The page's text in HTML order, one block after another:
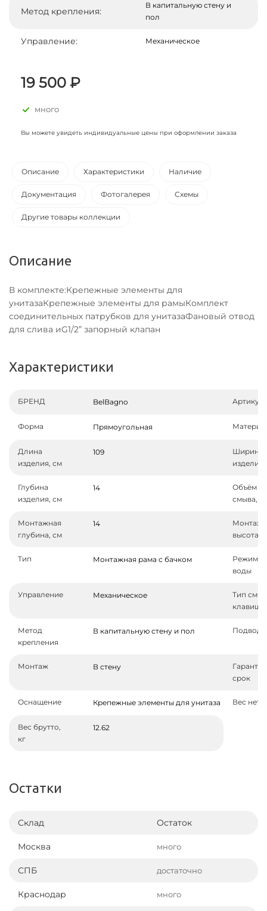
Метод крепления:
В капитальную стену и
пол
Управление: Механическое
19 500 ₽
много
Вы можете увидеть индивидуальные цены при оформлении заказа
Описание Характеристики Наличие
Документация Фотогалерея Схемы
Другие товары коллекции
Описание
В комплекте:Крепежные элементы для
унитазаКрепежные элементы для рамыКомплект
соединительных патрубков для унитазаФановый отвод
для слива иG1/2” запорный клапан
Характеристики
БРЕНД BelBagno Артикул
Форма Прямоугольная
Длина
изделия, см
109
Ширина
Глубина
изделия, см
14
Объём
смыва, л
Монтажная
глубина, см
14
высота,
Тип Монтажная рама с бачком
Режим
воды
Управление Механическое
Тип
клавиши
Метод
крепления
В капитальную стену и пол Подвод
Монтаж В стену
срок
Оснащение Крепежные элементы для унитаза Вес
Вес брутто,
кг
12.62
Остатки
Склад Остаток
Москва много
СПБ достаточно
Краснодар много